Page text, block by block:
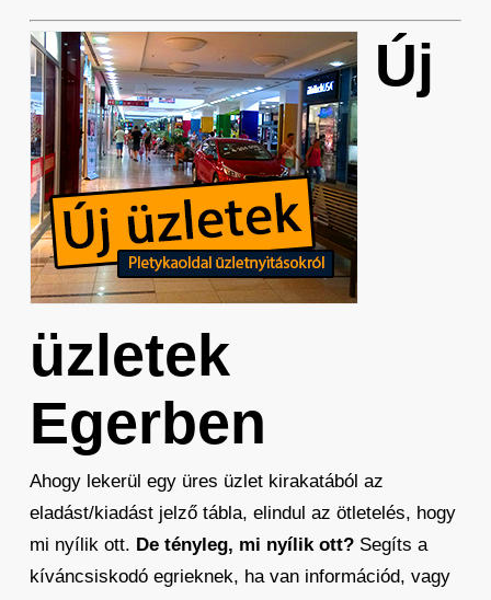
Új
üzletek
Egerben
Ahogy lekerül egy üres üzlet kirakatából az
eladást/kiadást jelző tábla, elindul az ötletelés, hogy
mi nyílik ott. De tényleg, mi nyílik ott? Segíts a
kíváncsiskodó egrieknek, ha van információd, vagy